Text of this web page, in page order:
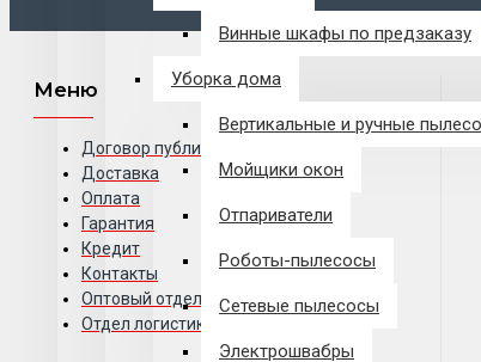
Винные шкафы по предзаказу
Уборка дома
Вертикальные и ручные
Мойщики окон
Отпариватели
Роботы-пылесосы
Сетевые пылесосы
Электрошвабры
Меню
Договор публичной оферты
Доставка
Оплата
Гарантия
Кредит
Контакты
Оптовый отдел
Отдел логистики